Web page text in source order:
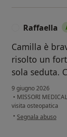
Raffaella
Camilla è
risolto un
sola seduta.
9 giugno 2026
• MISSORI
visita osteopatica
• secondo
Segnala abuso